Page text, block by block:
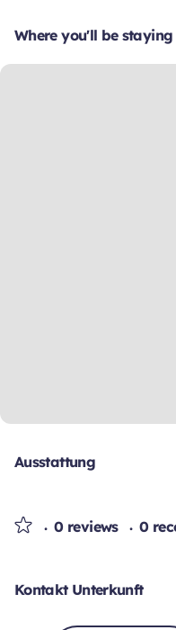
Where you'll be staying
Ausstattung
0 reviews 0
Kontakt Unterkunft